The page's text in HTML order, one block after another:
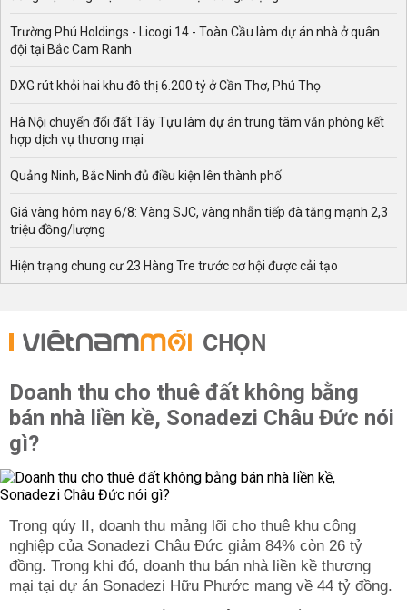
Trường Phú Holdings - Licogi 14 - Toàn Cầu làm dự án nhà ở quân
đội tại Bắc Cam Ranh
DXG rút khỏi hai khu đô thị 6.200 tỷ ở Cần Thơ, Phú Thọ
Hà Nội chuyển đổi đất Tây Tựu làm dự án trung tâm văn phòng kết
hợp dịch vụ thương mại
Quảng Ninh, Bắc Ninh đủ điều kiện lên thành phố
Giá vàng hôm nay 6/8: Vàng SJC, vàng nhẫn tiếp đà tăng mạnh 2,3
triệu đồng/lượng
Hiện trạng chung cư 23 Hàng Tre trước cơ hội được cải tạo
CHỌN
Doanh thu cho thuê đất không bằng
bán nhà liền kề, Sonadezi Châu Đức nói
gì?
Trong qúy II, doanh thu mảng lõi cho thuê khu công
nghiệp của Sonadezi Châu Đức giảm 84% còn 26 tỷ
đồng. Trong khi đó, doanh thu bán nhà liền kề thương
mại tại dự án Sonadezi Hữu Phước mang về 44 tỷ đồng.